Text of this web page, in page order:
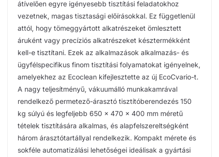
átívelően egyre igényesebb tisztítási feladatokhoz
vezetnek, magas tisztasági előírásokkal. Ez függetlenül
attól, hogy tömeggyártott alkatrészeket ömlesztett
áruként vagy precíziós alkatrészeket késztermékként
kell-e tisztítani. Ezek az alkalmazások alkalmazás- és
ügyfélspecifikus finom tisztítási folyamatokat igényelnek,
amelyekhez az Ecoclean kifejlesztette az új EcoCvario-t.
A nagy teljesítményű, vákuumálló munkakamrával
rendelkező permetező-árasztó tisztítóberendezés 150
kg súlyú és legfeljebb 650 x 470 x 400 mm méretű
tételek tisztítására alkalmas, és alapfelszereltségként
három árasztótartállyal rendelkezik. Kompakt mérete és
sokféle automatizálási lehetőségei ideálisak a gyártási